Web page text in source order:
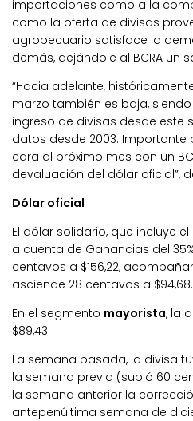
importaciones como a la
como la oferta de divisas
agropecuario satisface la
demás, dejándole al BCRA un
“Hacia adelante,
marzo también es baja,
ingreso de divisas desde este
datos desde 2003. Importante
cara al próximo mes con un
devaluación del dólar oficial”,
Dólar oficial
El dólar solidario, que incluye
a cuenta de Ganancias del
centavos a $156,22,
asciende 28 centavos a $94,68.
En el segmento mayorista, la
$89,43.
La semana pasada, la divisa
la semana previa (subió 60
la semana anterior la
antepenúltima semana de